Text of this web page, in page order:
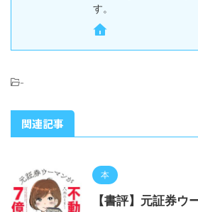
す。
-
関連記事
本
【書評】元証券ウ